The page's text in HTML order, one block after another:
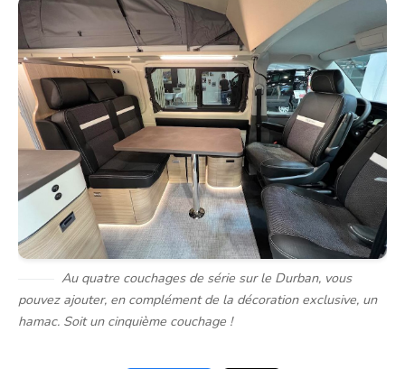
Au quatre couchages de série sur le Durban, vous
pouvez ajouter, en complément de la décoration exclusive, un
hamac. Soit un cinquième couchage !